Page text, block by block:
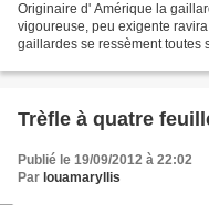
Originaire d' Amérique la
vigoureuse, peu exigente
gaillardes se ressèment toutes
Trèfle à quatre
Publié le 19/09/2012 à 22:02
Par louamaryllis